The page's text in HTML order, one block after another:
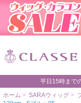
平日15時まで
ホーム > SARAウィッグ >